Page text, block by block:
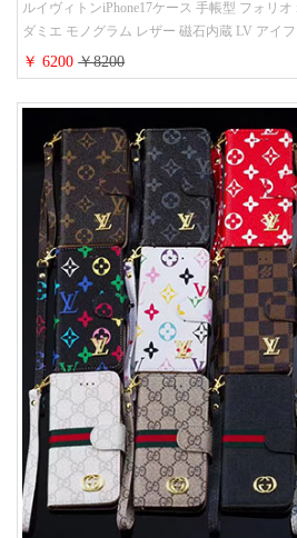
ルイヴィトンiPhone17ケース 手帳型 フォリオ
ダミエ モノグラム レザー 磁石内蔵 LV アイ
ビジネス風 メンズ レディース おしゃれ ブラ
ホケース お 揃い
￥ 6200￥8200